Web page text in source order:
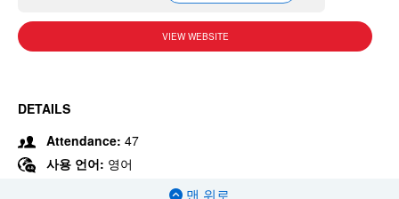
VIEW WEBSITE
DETAILS
Attendance: 47
사용 언어: 영어
맨 위로